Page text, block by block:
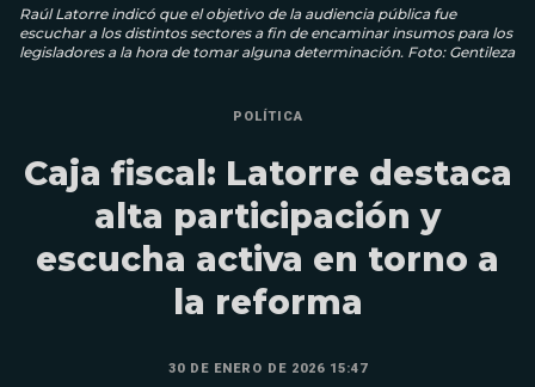
Raúl Latorre indicó que el objetivo de la audiencia pública fue
escuchar a los distintos sectores a fin de encaminar insumos para los
legisladores a la hora de tomar alguna determinación. Foto: Gentileza
POLÍTICA
Caja fiscal: Latorre destaca
alta participación y
escucha activa en torno a
la reforma
30 DE ENERO DE 2026 15:47